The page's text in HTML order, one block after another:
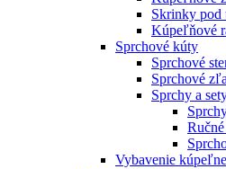
Skrinky pod
Kúpeľňové
Sprchové kúty
Sprchové
Sprchové
Sprchy a
Vybavenie kúpeľne